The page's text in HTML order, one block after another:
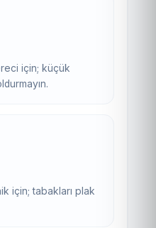
için; küçük
için; tabakları plak